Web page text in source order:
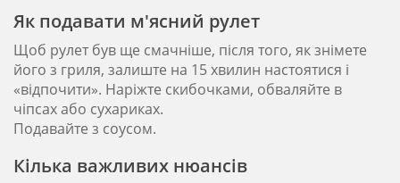
Як подавати м'ясний рулет
Щоб рулет був ще смачніше, після того, як знімете
його з гриля, залиште на 15 хвилин настоятися і
«відпочити». Наріжте скибочками, обваляйте в
чіпсах або сухариках.
Подавайте з соусом.
Кілька важливих нюансів